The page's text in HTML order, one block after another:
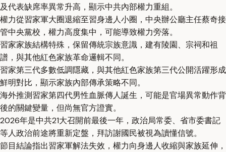
及代表缺席率異常升高，顯示中共內部權力重組。
權力從習家軍大圈退縮至習身邊人小圈，中央辦公廳主任蔡奇接
管中央黨校，權力高度集中，可能導致權力旁落。
習家家族結構特殊，保留傳統宗族意識，建有陵園、宗祠和祖
譜，與其他紅色家族革命邏輯不同。
習家第三代多數低調隱藏，與其他紅色家族第三代公開活躍形成
鮮明對比，顯示家族內部傳承策略不同。
海外推測習家第四代男性血脈傳人誕生，可能是官場異常動作背
後的關鍵變量，但尚無官方證實。
2026年是中共21大召開前最後一年，政治局常委、省市委書記
等人政治前途將重新定盤，拜訪謝國民被視為讀懂信號。
節目結論指出習家軍解法失效，權力向身邊人收縮與家族延伸，